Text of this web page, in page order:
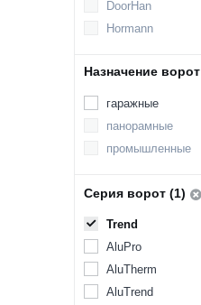
DoorHan
Hormann
Назначение ворот
гаражные
панорамные
промышленные
Серия ворот (1)
Trend
AluPro
AluTherm
AluTrend